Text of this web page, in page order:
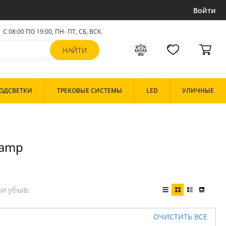
Войти
С 08:00 ПО 19:00, ПН- ПТ,СБ, ВСК.
ТРЕКОВЫЕ СИСТЕМЫ LED УЛИЧНЫЕ
ОЧИСТИТЬ ВСЕ